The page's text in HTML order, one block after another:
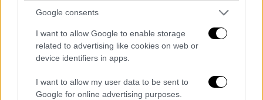
Google consents
I want to allow Google to enable storage
related to advertising like cookies on web or
device identifiers in apps.
I want to allow my user data to be sent to
Google for online advertising purposes.
λιγότερα – Πού κινήθηκαν ιατρικές και
νομικές
Χαρακτηριστικό παράδειγμα να είναι η
μεγάλη πτώση στη Νομική Αθήνας